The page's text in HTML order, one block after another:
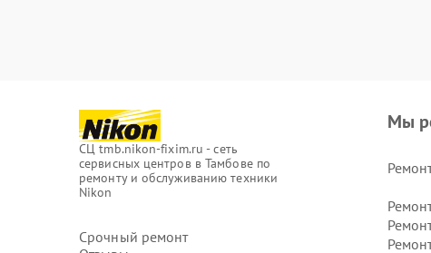
СЦ tmb.nikon-fixim.ru - сеть
сервисных центров в Тамбове по
ремонту и обслуживанию техники
Nikon
Срочный ремонт
Мы